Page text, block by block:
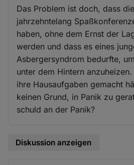
Das Problem ist doch, dass
jahrzehntelang
haben, ohne dem Ernst der
werden und dass es eines
Asbergersyndrom bedurfte,
unter dem Hintern
ihre Hausaufgaben gemacht
keinen Grund, in Panik zu
schuld an der Panik?
Diskussion anzeigen